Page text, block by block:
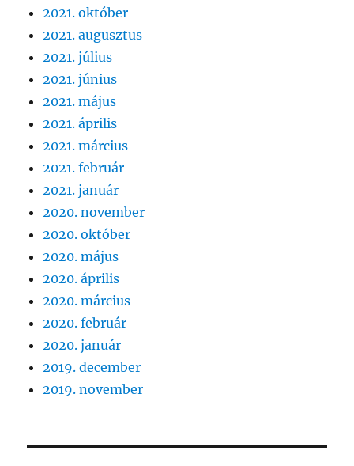
2021. október
2021. augusztus
2021. július
2021. június
2021. május
2021. április
2021. március
2021. február
2021. január
2020. november
2020. október
2020. május
2020. április
2020. március
2020. február
2020. január
2019. december
2019. november